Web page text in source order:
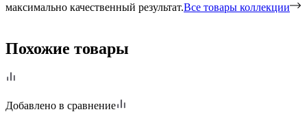
максимально качественный результат.Все товары коллекции
Похожие товары
Добавлено в сравнение